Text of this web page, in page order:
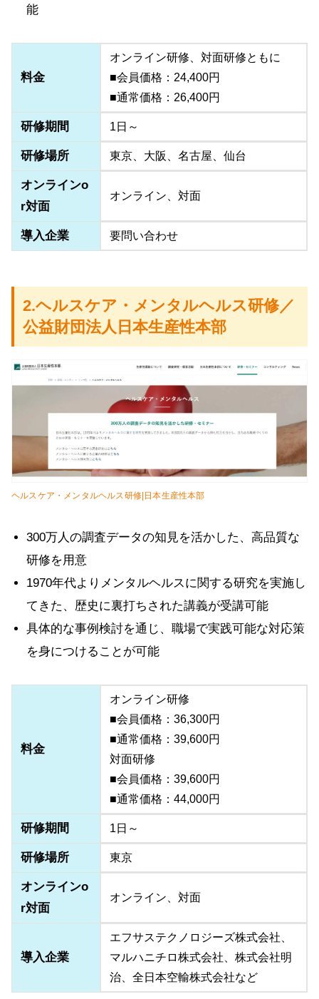
能
料金
オンライン研修、対面研修ともに
■会員価格：24,400円
■通常価格：26,400円
研修期間 1日～
研修場所 東京、大阪、名古屋、仙台
オンラインo
r対面
オンライン、対面
導入企業 要問い合わせ
2.ヘルスケア・メンタルヘルス研修／
公益財団法人日本生産性本部
ヘルスケア・メンタルヘルス研修|日本生産性本部
300万人の調査データの知見を活かした、高品質な
研修を用意
1970年代よりメンタルヘルスに関する研究を実施し
てきた、歴史に裏打ちされた講義が受講可能
具体的な事例検討を通じ、職場で実践可能な対応策
を身につけることが可能
料金
オンライン研修
■会員価格：36,300円
■通常価格：39,600円
対面研修
■会員価格：39,600円
■通常価格：44,000円
研修期間 1日～
研修場所 東京
オンラインo
r対面
オンライン、対面
導入企業
エフサステクノロジーズ株式会社、
マルハニチロ株式会社、株式会社明
治、全日本空輸株式会社など